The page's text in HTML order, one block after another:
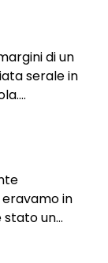
di fare
di
e sono stati
di un
serale in
in
stato un
alla natura.